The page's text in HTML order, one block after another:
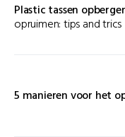
Plastic tassen
opruimen: tips and trics
5 manieren voor het